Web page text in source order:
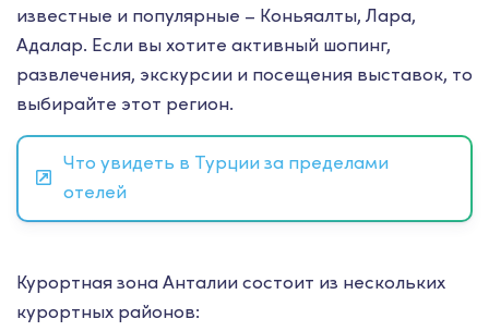
известные и популярные – Коньяалты, Лара,
Адалар. Если вы хотите активный шопинг,
развлечения, экскурсии и посещения выставок, то
выбирайте этот регион.
Что увидеть в Турции за пределами
отелей
Курортная зона Анталии состоит из нескольких
курортных районов: